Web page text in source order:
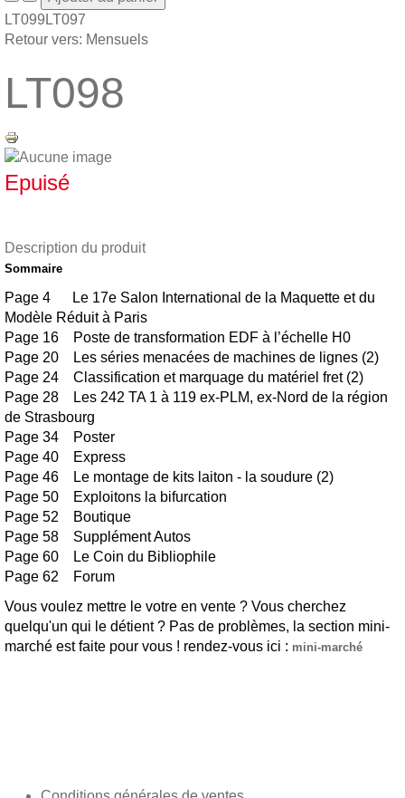
LT099 LT097
Retour vers: Mensuels
LT098
Epuisé
Description du produit
Sommaire
Page 4 Le 17e Salon International de la Maquette et du
Modèle Réduit à Paris
Page 16 Poste de transformation EDF à l’échelle H0
Page 20 Les séries menacées de machines de lignes (2)
Page 24 Classification et marquage du matériel fret (2)
Page 28 Les 242 TA 1 à 119 ex-PLM, ex-Nord de la région
de Strasbourg
Page 34 Poster
Page 40 Express
Page 46 Le montage de kits laiton - la soudure (2)
Page 50 Exploitons la bifurcation
Page 52 Boutique
Page 58 Supplément Autos
Page 60 Le Coin du Bibliophile
Page 62 Forum
Vous voulez mettre le votre en vente ? Vous cherchez
quelqu'un qui le détient ? Pas de problèmes, la section mini-
marché est faite pour vous ! rendez-vous ici : mini-marché